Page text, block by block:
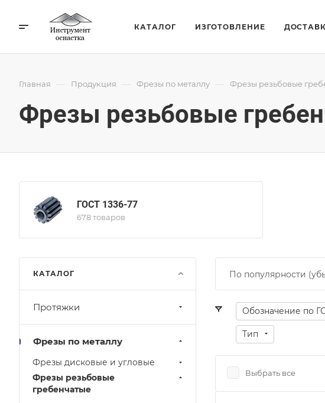
КАТАЛОГ ИЗГОТОВЛЕНИЕ
Главная — Продукция — Фрезы по металлу — Фрезы резьбовые
Фрезы резьбовые
ГОСТ 1336-77
678 товаров
По популярности
Обозначение по
Тип
Выбрать все
КАТАЛОГ
Протяжки
Фрезы по металлу
Фрезы дисковые и угловые
Фрезы резьбовые
гребенчатые